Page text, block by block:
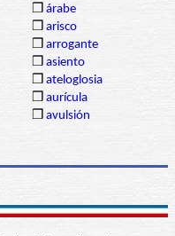
❒ árabe
❒ arisco
❒ arrogante
❒ asiento
❒ ateloglosia
❒ aurícula
❒ avulsión